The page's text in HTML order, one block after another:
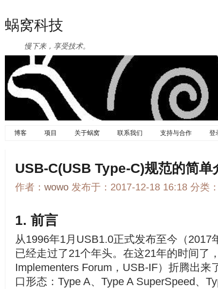
蜗窝科技
慢下来，享受技术。
博客 项目 关于蜗窝 联系我们 支持与合作 登
USB-C(USB Type-C)规范的简单
作者： wowo 发布于：2017-12-18 16:18 分类
1. 前言
从1996年1月USB1.0正式发布至今（2017
已经走过了21个年头。在这21年的时间了
Implementers Forum，USB-IF）折腾出来
口形态：Type A、Type A SuperSpeed、